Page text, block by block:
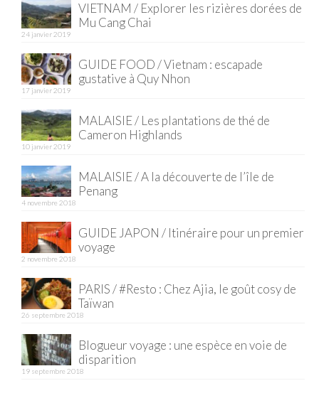
VIETNAM / Explorer les rizières dorées de
Mu Cang Chai
24 janvier 2019
GUIDE FOOD / Vietnam : escapade
gustative à Quy Nhon
17 janvier 2019
MALAISIE / Les plantations de thé de
Cameron Highlands
10 janvier 2019
MALAISIE / A la découverte de l’île de
Penang
4 novembre 2018
GUIDE JAPON / Itinéraire pour un premier
voyage
2 novembre 2018
PARIS / #Resto : Chez Ajia, le goût cosy de
Taïwan
26 septembre 2018
Blogueur voyage : une espèce en voie de
disparition
19 septembre 2018